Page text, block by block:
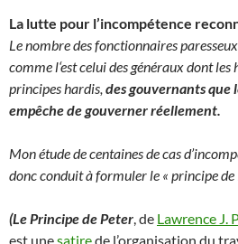
La lutte pour l’incompétence
Le nombre des fonctionnaires
comme l‘est celui des généraux dont
principes hardis, des gouvernants
empêche de gouverner réellement.
Mon étude de centaines de cas
donc conduit à formuler le « principe de
(Le Principe de Peter , de Lawrence J.
est unesatirede l’organisation du